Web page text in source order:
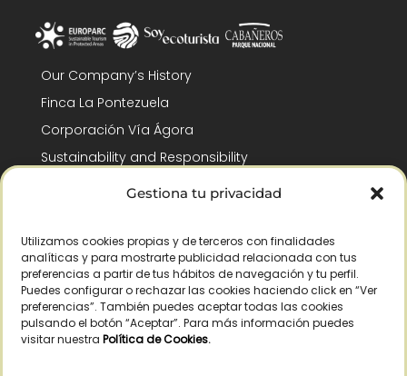
Gestiona tu privacidad
Utilizamos cookies propias y de terceros con finalidades
analíticas y para mostrarte publicidad relacionada con tus
preferencias a partir de tus hábitos de navegación y tu perfil.
Puedes configurar o rechazar las cookies haciendo click en “Ver
preferencias”. También puedes aceptar todas las cookies
pulsando el botón “Aceptar”. Para más información puedes
visitar nuestra Política de Cookies.
Our Company’s History
Finca La Pontezuela
Corporación Vía Ágora
Sustainability and Responsibility
CSR and Fundación Gómez-Pintado
Recognitions